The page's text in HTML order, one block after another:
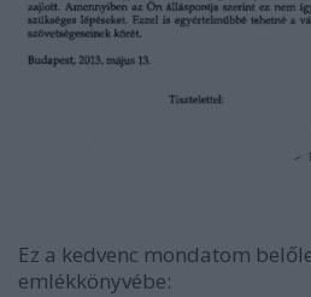
Ez a kedvenc mondatom
emlékkönyvébe: